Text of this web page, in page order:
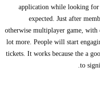
application while
expected.
otherwise multiplayer
lot more. People will
tickets. It works